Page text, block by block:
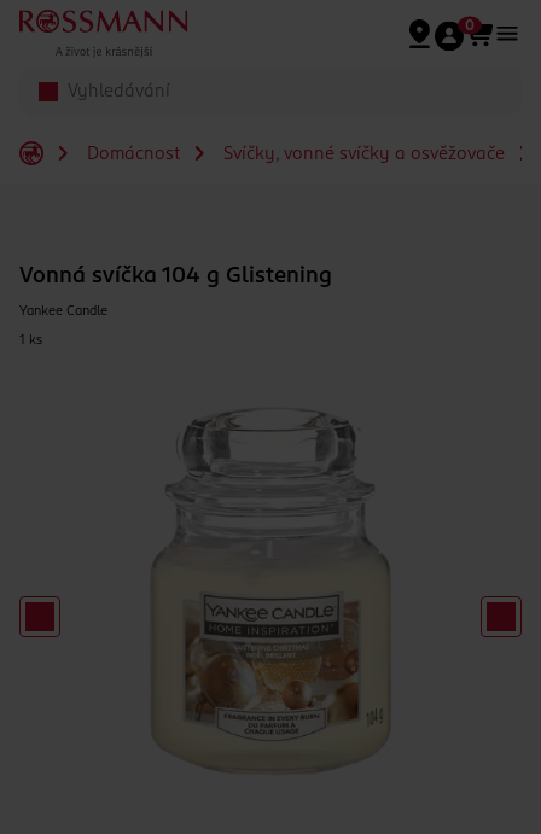
Přeskočit na hlavmní obsah
0
Domácnost Svíčky, vonné svíčky a osvěžovače
Vonná svíčka 104 g Glistening
Yankee Candle
1 ks